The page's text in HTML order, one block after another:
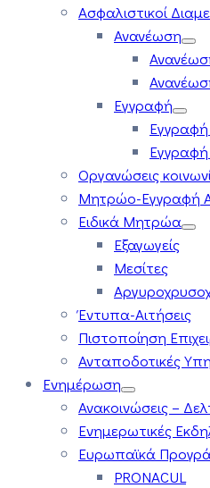
Ασφαλιστικοί
Ανανέωση
Εγγραφή
Εγγραφή
Οργανώσεις
Μητρώο-Εγγραφή
Ειδικά Μητρώα
Εξαγωγείς
Μεσίτες
Έντυπα-Αιτήσεις
Πιστοποίηση
Ανταποδοτικές
Ενημέρωση
Ανακοινώσεις –
Ενημερωτικές
Ευρωπαϊκά
PRONACUL